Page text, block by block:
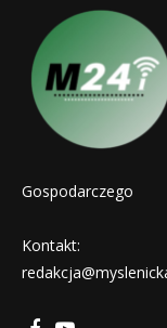
Gospodarczego
Kontakt: